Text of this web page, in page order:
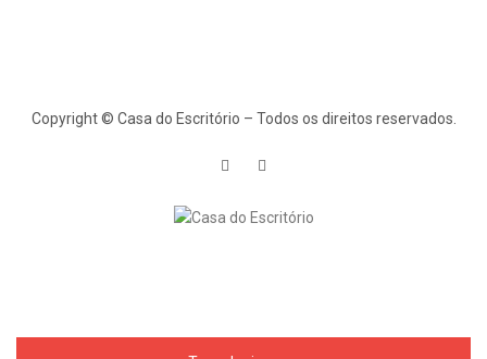
Copyright © Casa do Escritório – Todos os direitos reservados.